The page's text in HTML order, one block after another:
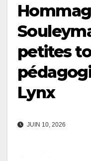
petites
Lynx
JUIN 10, 2026